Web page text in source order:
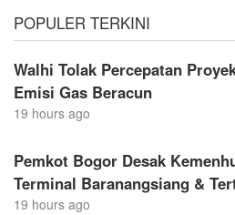
POPULER TERKINI
Walhi Tolak Percepatan
Emisi Gas Beracun
19 hours ago
Pemkot Bogor Desak
Terminal Baranangsiang &
19 hours ago